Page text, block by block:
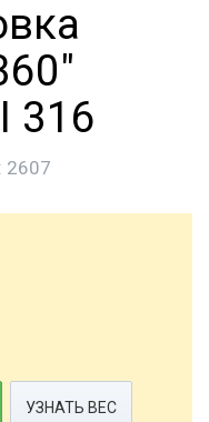
316
2607
УЗНАТЬ ВЕС